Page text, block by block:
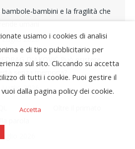
bambole-bambini e la fragilità che
umani
Luglio 2026
DJAKOVIĆ Può esistere
Luglio 2026
TONGUES Oltre il primato
usiamo i cookies di analisi
e di tipo pubblicitario per
sul sito. Cliccando su accetta
di tutti i cookie. Puoi gestire il
dalla pagina policy dei cookie.
Accetta